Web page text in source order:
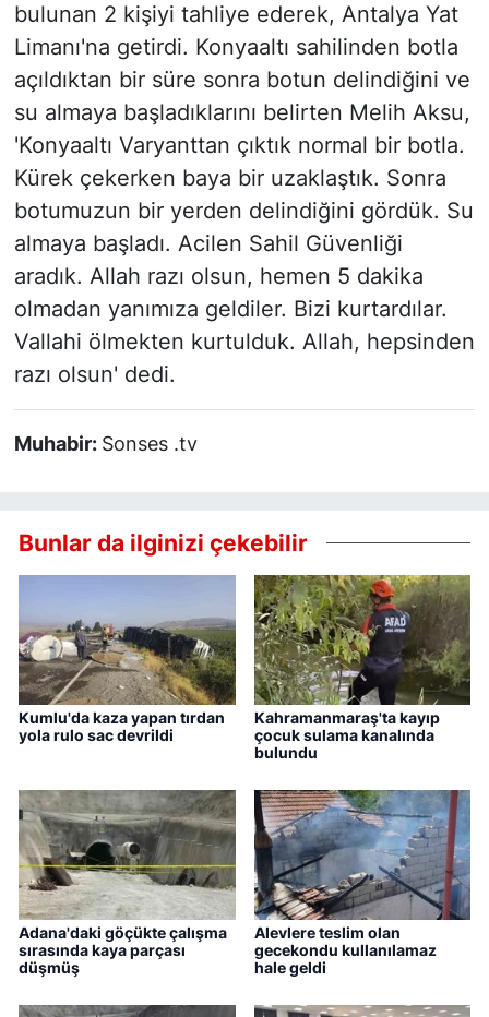
bulunan 2 kişiyi tahliye ederek, Antalya Yat
Limanı'na getirdi. Konyaaltı sahilinden botla
açıldıktan bir süre sonra botun delindiğini ve
su almaya başladıklarını belirten Melih Aksu,
'Konyaaltı Varyanttan çıktık normal bir botla.
Kürek çekerken baya bir uzaklaştık. Sonra
botumuzun bir yerden delindiğini gördük. Su
almaya başladı. Acilen Sahil Güvenliği
aradık. Allah razı olsun, hemen 5 dakika
olmadan yanımıza geldiler. Bizi kurtardılar.
Vallahi ölmekten kurtulduk. Allah, hepsinden
razı olsun' dedi.
Muhabir: Sonses .tv
Bunlar da ilginizi çekebilir
Kumlu'da kaza yapan tırdan
yola rulo sac devrildi
Kahramanmaraş'ta kayıp
çocuk sulama kanalında
bulundu
Adana'daki göçükte çalışma
sırasında kaya parçası
düşmüş
Alevlere teslim olan
gecekondu kullanılamaz
hale geldi